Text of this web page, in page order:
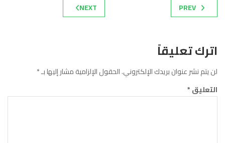
PREV
NEXT
اترك تعليقاً
لن يتم نشر عنوان بريدك الإلكتروني.الحقول الإلزامية مشار إليها بـ*
التعليق*